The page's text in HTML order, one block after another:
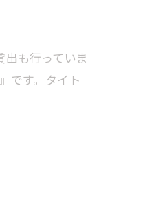
も行っていま
です。タイト